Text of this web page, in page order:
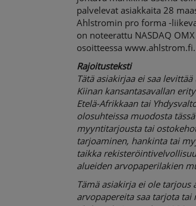
palvelevat asiakkaita 28
Ahlstromin pro forma -
on noteerattu NASDAQ
osoitteessa www.ahlstrom.fi.
Rajoitusteksti
Tätä asiakirjaa ei saa
Kiinan kansantasavallan
Etelä-Afrikkaan tai
olosuhteissa muodosta
myyntitarjousta tai
tarjoaminen, hankinta tai
taikka
alueiden arvopaperilakien
Tämä asiakirja ei ole
arvopapereita saa tarjota